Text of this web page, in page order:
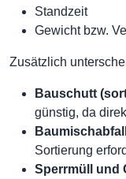
Standzeit
Gewicht bzw.
Zusätzlich
Bauschutt
günstig, da
Sortierung
Sperrmüll und